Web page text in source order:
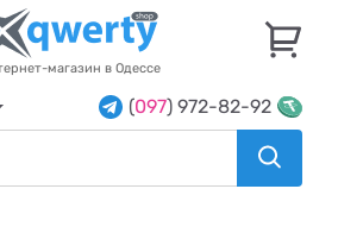
магазин в Одессе
(097) 972-82-92